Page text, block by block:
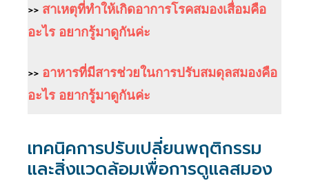
>> สาเหตุที่ทำให้เกิดอาการโรคสมองเสื่อมคือ
อะไร อยากรู้มาดูกันค่ะ
>> อาหารที่มีสารช่วยในการปรับสมดุลสมองคือ
อะไร อยากรู้มาดูกันค่ะ
เทคนิคการปรับเปลี่ยนพฤติกรรม
และสิ่งแวดล้อมเพื่อการดูแลสมอง